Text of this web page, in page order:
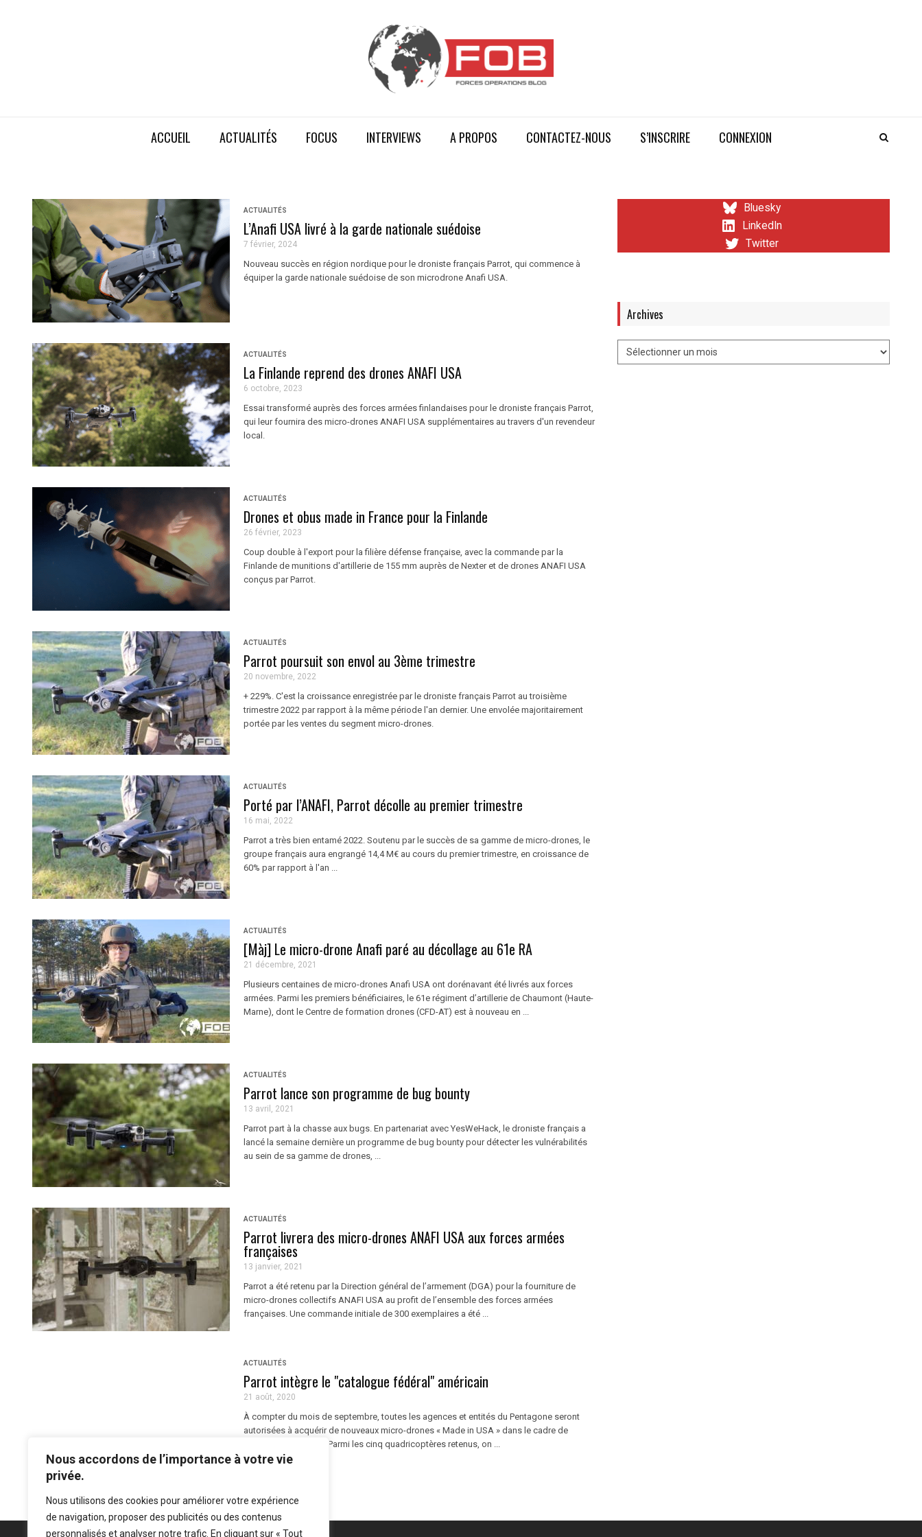
Nous accordons de l’importance à votre vie
privée.
Nous utilisons des cookies pour améliorer votre expérience
de navigation, proposer des publicités ou des contenus
personnalisés et analyser notre trafic. En cliquant sur « Tout
ACCUEIL ACTUALITÉS FOCUS INTERVIEWS A PROPOS CONTACTEZ-NOUS S’INSCRIRE CONNEXION
ACTUALITÉS
L’Anafi USA livré à la garde nationale suédoise
7 février, 2024
Nouveau succès en région nordique pour le droniste français Parrot, qui commence à
équiper la garde nationale suédoise de son microdrone Anafi USA.
ACTUALITÉS
La Finlande reprend des drones ANAFI USA
6 octobre, 2023
Essai transformé auprès des forces armées finlandaises pour le droniste français Parrot,
qui leur fournira des micro-drones ANAFI USA supplémentaires au travers d'un revendeur
local.
ACTUALITÉS
Drones et obus made in France pour la Finlande
26 février, 2023
Coup double à l'export pour la filière défense française, avec la commande par la
Finlande de munitions d'artillerie de 155 mm auprès de Nexter et de drones ANAFI USA
conçus par Parrot.
ACTUALITÉS
Parrot poursuit son envol au 3ème trimestre
20 novembre, 2022
+ 229%. C'est la croissance enregistrée par le droniste français Parrot au troisième
trimestre 2022 par rapport à la même période l'an dernier. Une envolée majoritairement
portée par les ventes du segment micro-drones.
ACTUALITÉS
Porté par l’ANAFI, Parrot décolle au premier trimestre
16 mai, 2022
Parrot a très bien entamé 2022. Soutenu par le succès de sa gamme de micro-drones, le
groupe français aura engrangé 14,4 M€ au cours du premier trimestre, en croissance de
60% par rapport à l'an ...
ACTUALITÉS
[Màj] Le micro-drone Anafi paré au décollage au 61e RA
21 décembre, 2021
Plusieurs centaines de micro-drones Anafi USA ont dorénavant été livrés aux forces
armées. Parmi les premiers bénéficiaires, le 61e régiment d’artillerie de Chaumont (Haute-
Marne), dont le Centre de formation drones (CFD-AT) est à nouveau en ...
ACTUALITÉS
Parrot lance son programme de bug bounty
13 avril, 2021
Parrot part à la chasse aux bugs. En partenariat avec YesWeHack, le droniste français a
lancé la semaine dernière un programme de bug bounty pour détecter les vulnérabilités
au sein de sa gamme de drones, ...
ACTUALITÉS
Parrot livrera des micro-drones ANAFI USA aux forces armées
françaises
13 janvier, 2021
Parrot a été retenu par la Direction général de l’armement (DGA) pour la fourniture de
micro-drones collectifs ANAFI USA au profit de l’ensemble des forces armées
françaises. Une commande initiale de 300 exemplaires a été ...
ACTUALITÉS
Parrot intègre le "catalogue fédéral" américain
21 août, 2020
À compter du mois de septembre, toutes les agences et entités du Pentagone seront
autorisées à acquérir de nouveaux micro-drones « Made in USA » dans le cadre de
l’initiative Blue sUAS. Parmi les cinq quadricoptères retenus, on ...
Bluesky
LinkedIn
Twitter
Archives